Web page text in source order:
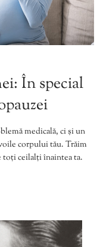
În special
medicală, ci și un
corpului tău. Trăim
toți ceilalți înaintea ta.